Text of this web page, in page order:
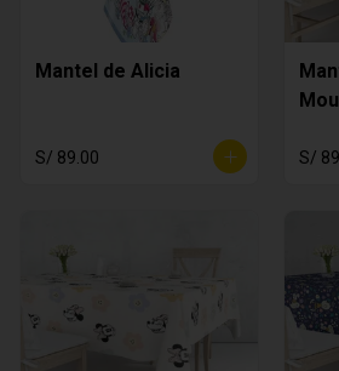
Mantel de Alicia
S/ 89.00 S/